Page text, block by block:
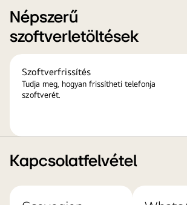
Népszerű
szoftverletöltések
Szoftverfrissítés
Tudja meg, hogyan frissítheti telefonja
szoftverét.
Kapcsolatfelvétel